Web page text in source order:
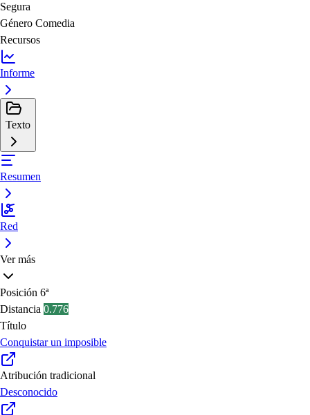
Segura
Género Comedia
Recursos
Informe
Texto
Resumen
Red
Ver más
Posición 6ª
Distancia 0.776
Título
Conquistar un imposible
Atribución tradicional
Desconocido